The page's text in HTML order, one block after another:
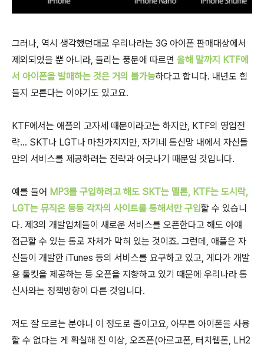
그러나, 역시 생각했던대로 우리나라는 3G 아이폰 판매대상에서
제외되었을 뿐 아니라, 들리는 풍문에 따르면 올해 말까지 KTF에
서 아이폰을 발매하는 것은 거의 불가능하다고 합니다. 내년도 힘
들지 모른다는 이야기도 있고요.
KTF에서는 애플의 고자세 때문이라고는 하지만, KTF의 영업전
략... SKT나 LGT나 마찬가지지만, 자기네 통신망 내에서 자신들
만의 서비스를 제공하려는 전략과 어긋나기 때문일 것입니다.
예를 들어 MP3를 구입하려고 해도 SKT는 멜론, KTF는 도시락,
LGT는 뮤직온 등등 각자의 사이트를 통해서만 구입할 수 있습니
다. 제3의 개발업체들이 새로운 서비스를 오픈한다고 해도 아얘
접근할 수 있는 통로 자체가 막혀 있는 것이죠. 그런데, 애플은 자
신들이 개발한 iTunes 등의 서비스를 요구하고 있고, 게다가 개발
용 툴킷을 제공하는 등 오픈을 지향하고 있기 때문에 우리나라 통
신사와는 정책방향이 다른 것입니다.
저도 잘 모르는 분야니 이 정도로 줄이고요, 아무튼 아이폰을 사용
할 수 없다는 게 확실해 진 이상, 오즈폰(아르고폰, 터치웹폰, LH2